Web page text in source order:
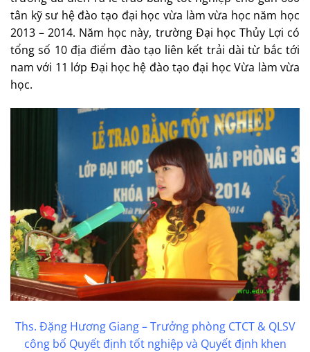
tân kỹ sư hệ đào tạo đại học vừa làm vừa học năm học
2013 – 2014. Năm học này, trường Đại học Thủy Lợi có
tổng số 10 địa điểm đào tạo liên kết trải dài từ bắc tới
nam với 11 lớp Đại học hệ đào tạo đại học Vừa làm vừa
học.
Ths. Đặng Hương Giang – Trưởng phòng CTCT & QLSV
công bố Quyết định tốt nghiệp và Quyết định khen